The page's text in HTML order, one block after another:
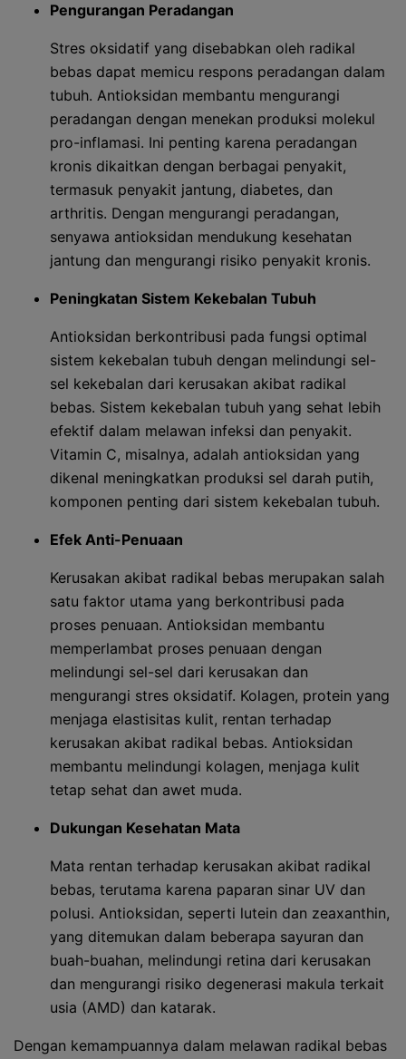
Pengurangan Peradangan
Stres oksidatif yang disebabkan oleh radikal
bebas dapat memicu respons peradangan dalam
tubuh. Antioksidan membantu mengurangi
peradangan dengan menekan produksi molekul
pro-inflamasi. Ini penting karena peradangan
kronis dikaitkan dengan berbagai penyakit,
termasuk penyakit jantung, diabetes, dan
arthritis. Dengan mengurangi peradangan,
senyawa antioksidan mendukung kesehatan
jantung dan mengurangi risiko penyakit kronis.
Peningkatan Sistem Kekebalan Tubuh
Antioksidan berkontribusi pada fungsi optimal
sistem kekebalan tubuh dengan melindungi sel-
sel kekebalan dari kerusakan akibat radikal
bebas. Sistem kekebalan tubuh yang sehat lebih
efektif dalam melawan infeksi dan penyakit.
Vitamin C, misalnya, adalah antioksidan yang
dikenal meningkatkan produksi sel darah putih,
komponen penting dari sistem kekebalan tubuh.
Efek Anti-Penuaan
Kerusakan akibat radikal bebas merupakan salah
satu faktor utama yang berkontribusi pada
proses penuaan. Antioksidan membantu
memperlambat proses penuaan dengan
melindungi sel-sel dari kerusakan dan
mengurangi stres oksidatif. Kolagen, protein yang
menjaga elastisitas kulit, rentan terhadap
kerusakan akibat radikal bebas. Antioksidan
membantu melindungi kolagen, menjaga kulit
tetap sehat dan awet muda.
Dukungan Kesehatan Mata
Mata rentan terhadap kerusakan akibat radikal
bebas, terutama karena paparan sinar UV dan
polusi. Antioksidan, seperti lutein dan zeaxanthin,
yang ditemukan dalam beberapa sayuran dan
buah-buahan, melindungi retina dari kerusakan
dan mengurangi risiko degenerasi makula terkait
usia (AMD) dan katarak.
Dengan kemampuannya dalam melawan radikal bebas